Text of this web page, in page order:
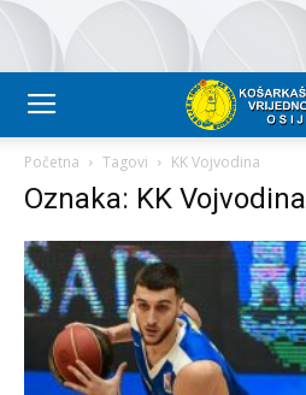
Početna Tagovi KK Vojvodina
Oznaka: KK Vojvodina